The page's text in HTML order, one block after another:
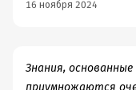
бесчисленное
крупномасштабным
одурманивает. •
16 ноября 2024
Знания,
приумножаются